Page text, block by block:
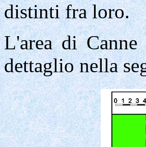
distintifra loro.
L'area di
dettaglio nella